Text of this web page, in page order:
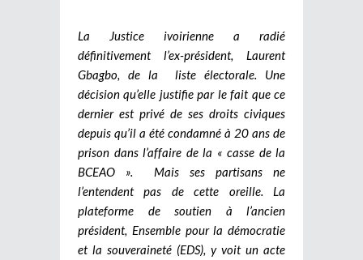
La Justice ivoirienne a radié
définitivement l’ex-président, Laurent
Gbagbo, de la liste électorale. Une
décision qu’elle justifie par le fait que ce
dernier est privé de ses droits civiques
depuis qu’il a été condamné à 20 ans de
prison dans l’affaire de la « casse de la
BCEAO ». Mais ses partisans ne
l’entendent pas de cette oreille. La
plateforme de soutien à l’ancien
président, Ensemble pour la démocratie
et la souveraineté (EDS), y voit un acte